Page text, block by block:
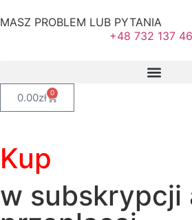
MASZ PROBLEM LUB PYTANIA
+48 732 137
0.00zł 0
Kup
w subskrypcji